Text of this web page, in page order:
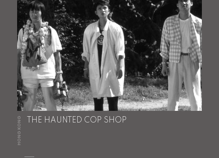
HONG KONG THE HAUNTED COP SHOP